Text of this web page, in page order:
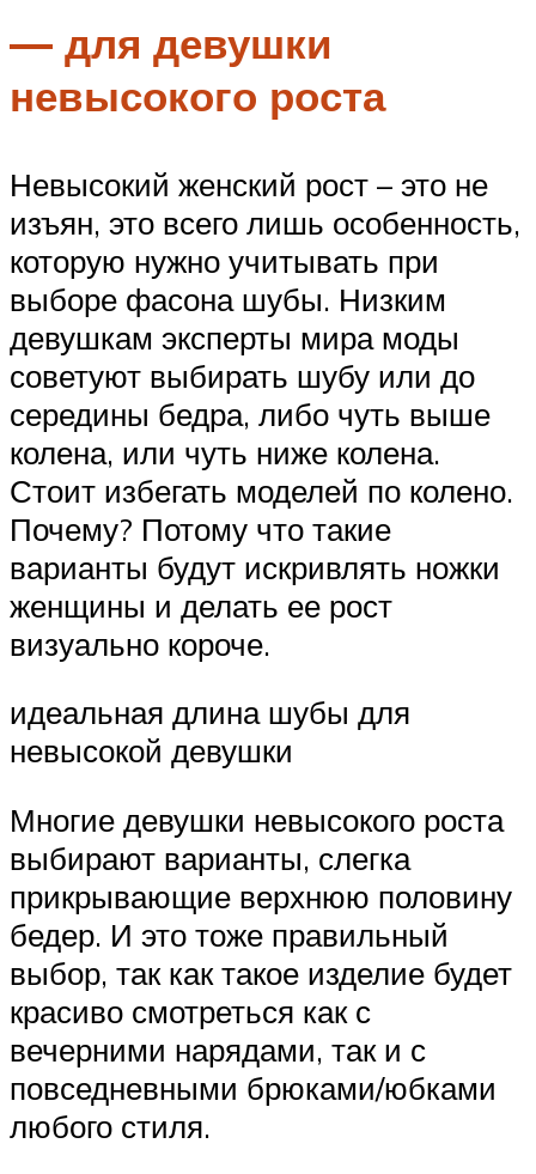
— для девушки
невысокого роста
Невысокий женский рост – это не
изъян, это всего лишь особенность,
которую нужно учитывать при
выборе фасона шубы. Низким
девушкам эксперты мира моды
советуют выбирать шубу или до
середины бедра, либо чуть выше
колена, или чуть ниже колена.
Стоит избегать моделей по колено.
Почему? Потому что такие
варианты будут искривлять ножки
женщины и делать ее рост
визуально короче.
идеальная длина шубы для
невысокой девушки
Многие девушки невысокого роста
выбирают варианты, слегка
прикрывающие верхнюю половину
бедер. И это тоже правильный
выбор, так как такое изделие будет
красиво смотреться как с
вечерними нарядами, так и с
повседневными брюками/юбками
любого стиля.